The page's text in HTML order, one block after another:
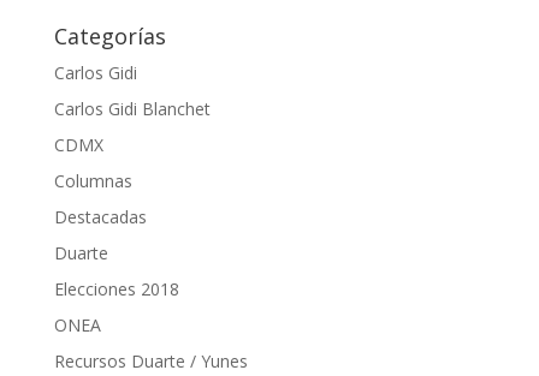
Categorías
Carlos Gidi
Carlos Gidi Blanchet
CDMX
Columnas
Destacadas
Duarte
Elecciones 2018
ONEA
Recursos Duarte / Yunes